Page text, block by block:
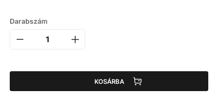
Darabszám
KOSÁRBA